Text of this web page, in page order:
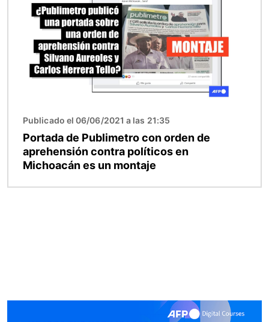
Publicado el 06/06/2021 a las 21:35
Portada de Publimetro con orden de
aprehensión contra políticos en
Michoacán es un montaje